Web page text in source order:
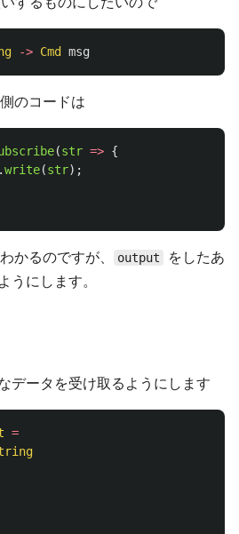
-> Cmd msg
のコードは
(str => {
.write(str);
かるのですが、 output
をしたあ
うにします。
データを受け取るようにします
=